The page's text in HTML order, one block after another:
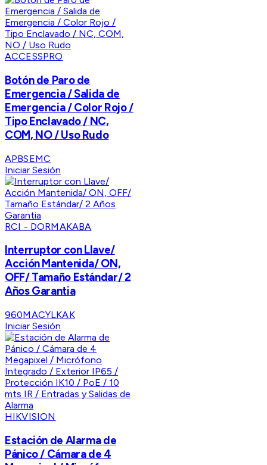
ACCESSPRO
Botón de Paro de
Emergencia / Salida de
Emergencia / Color Rojo /
Tipo Enclavado / NC,
COM, NO / Uso Rudo
APBSEMC
Iniciar Sesión
RCI - DORMAKABA
Interruptor con Llave/
Acción Mantenida/ ON,
OFF/ Tamaño Estándar/ 2
Años Garantia
960MACYLKAK
Iniciar Sesión
HIKVISION
Estación de Alarma de
Pánico / Cámara de 4